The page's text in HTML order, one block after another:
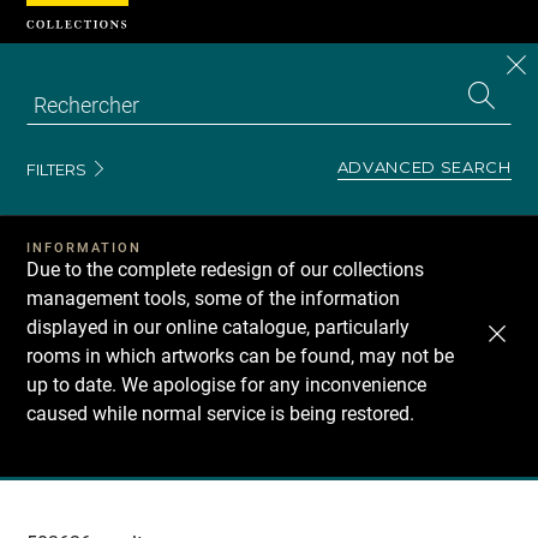
FILTERS ADVANCED SEARCH
INFORMATION
Due to the complete redesign of our collections
management tools, some of the information
displayed in our online catalogue, particularly
rooms in which artworks can be found, may not be
up to date. We apologise for any inconvenience
caused while normal service is being restored.
Recherche
Cookies management panel